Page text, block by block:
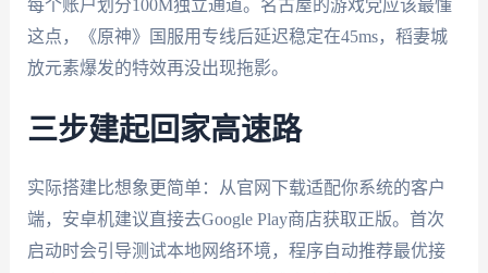
每个账户划分100M独立通道。名古屋的游戏党应该最懂
这点，《原神》国服用专线后延迟稳定在45ms，稻妻城
放元素爆发的特效再没出现拖影。
三步建起回家高速路
实际搭建比想象更简单：从官网下载适配你系统的客户
端，安卓机建议直接去Google Play商店获取正版。首次
启动时会引导测试本地网络环境，程序自动推荐最优接